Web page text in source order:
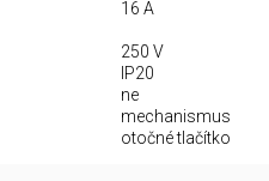
16 A
250 V
IP20
ne
mechanismus
otočné tlačítko